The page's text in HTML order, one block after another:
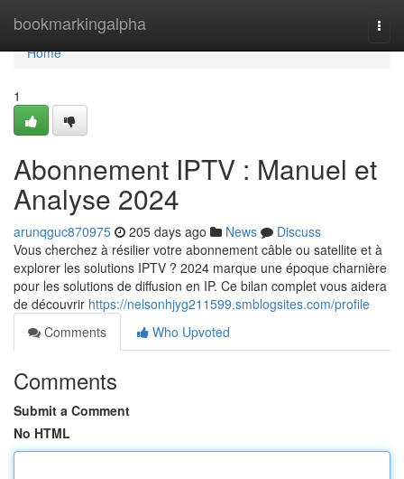
bookmarkingalpha
Home
Home
1
Abonnement IPTV : Manuel et
Analyse 2024
arunqguc870975 205 days ago News
Discuss
Vous cherchez à résilier votre abonnement câble ou satellite et à
explorer les solutions IPTV ? 2024 marque une époque charnière
pour les solutions de diffusion en IP. Ce bilan complet vous aidera
de découvrir https://nelsonhjyg211599.smblogsites.com/profile
Comments
Who Upvoted
Comments
Submit a Comment
No HTML